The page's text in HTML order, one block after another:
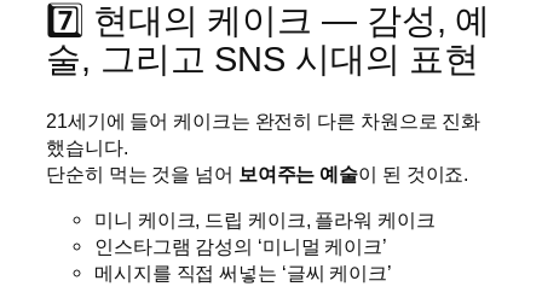
7️⃣ 현대의 케이크 — 감성, 예
술, 그리고 SNS 시대의 표현
21세기에 들어 케이크는 완전히 다른 차원으로 진화
했습니다.
단순히 먹는 것을 넘어 보여주는 예술이 된 것이죠.
미니 케이크, 드립 케이크, 플라워 케이크
인스타그램 감성의 ‘미니멀 케이크’
메시지를 직접 써넣는 ‘글씨 케이크’